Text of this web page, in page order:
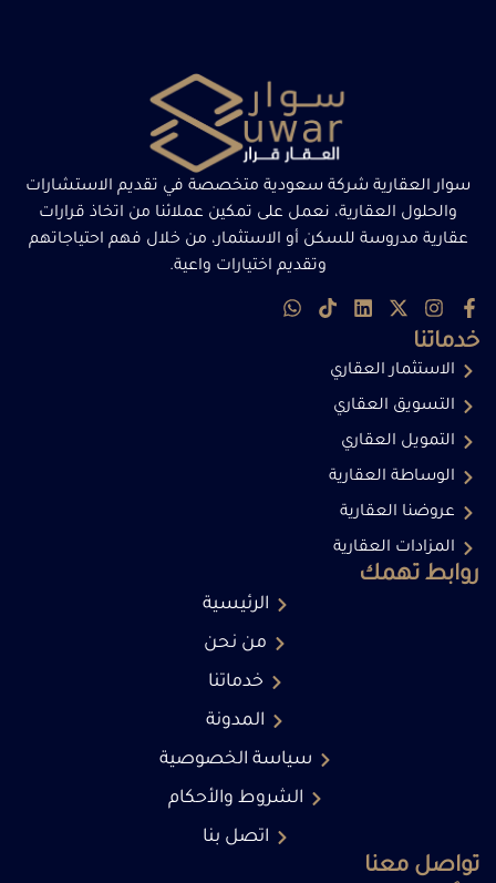
سوار العقارية شركة سعودية متخصصة في تقديم الاستشارات
والحلول العقارية، نعمل على تمكين عملائنا من اتخاذ قرارات
عقارية مدروسة للسكن أو الاستثمار، من خلال فهم احتياجاتهم
وتقديم اختيارات واعية.
روابط تهمك
الرئيسية
من نحن
خدماتنا
المدونة
سياسة الخصوصية
الشروط والأحكام
اتصل بنا
خدماتنا
الاستثمار العقاري
التسويق العقاري
التمويل العقاري
الوساطة العقارية
عروضنا العقارية
المزادات العقارية
تواصل معنا